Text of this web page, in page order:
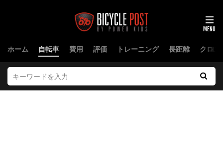
ホーム 自転車 費用 評価 トレーニング 長距離 クロス